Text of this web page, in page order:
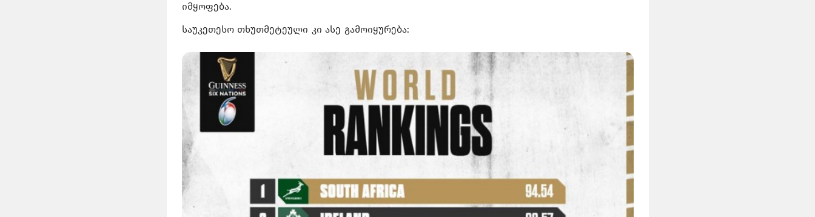
იმყოფება.
საუკეთესო თხუთმეტეული კი ასე გამოიყურება: